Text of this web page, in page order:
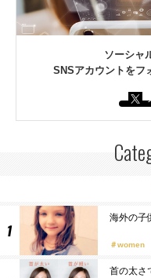
ソーシャ
SNSアカウントをフ
海外の子
women
首の太さ